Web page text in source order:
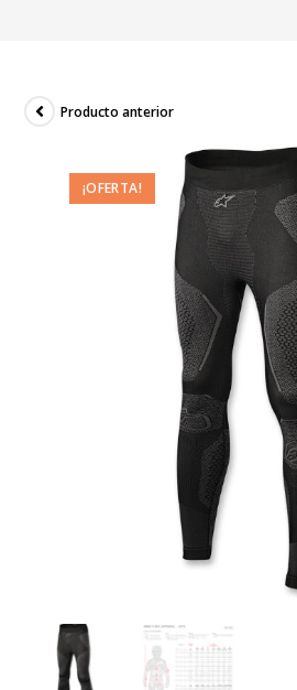
¡OFERTA!
Producto anterior